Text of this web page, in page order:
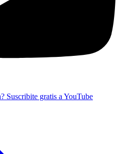
Suscribite gratis a YouTube